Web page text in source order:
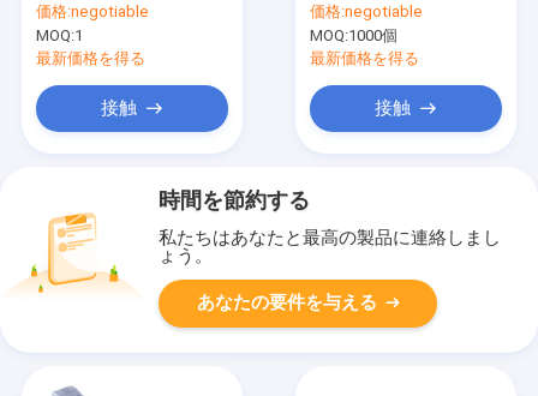
フロー イオン式吹風乾
燥機
価格:negotiable
MOQ:1
最新価格を得る
接触
価格:negotiable
MOQ:1000個
最新価格を得る
接触
時間を節約する
私たちはあなたと最高の製品に連絡しまし
ょう。
あなたの要件を与える